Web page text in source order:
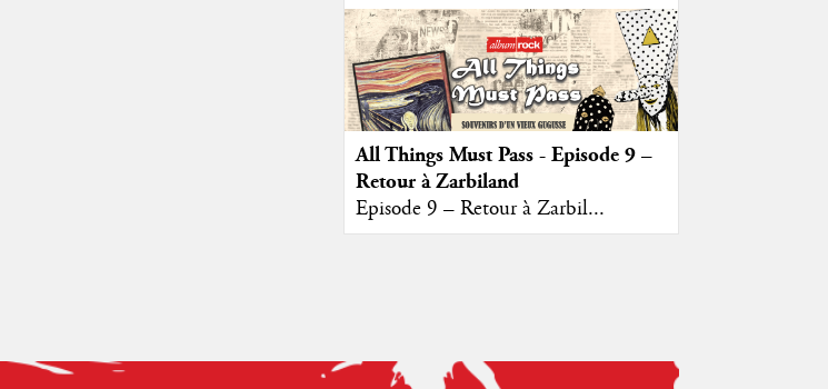
All Things Must Pass - Episode 9 –
Retour à Zarbiland
Episode 9 – Retour à Zarbil...